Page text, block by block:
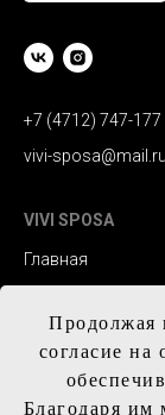
Продолжая
согласие на
Благодаря им
+7 (4712) 747-177
vivi-sposa@mail.ru
VIVI SPOSA
Главная
Контакты